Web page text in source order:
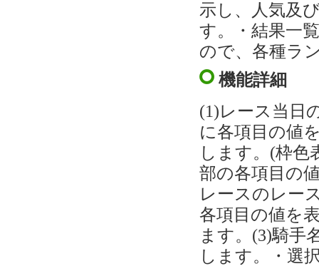
示し、人気及
す。・結果一
ので、各種ラ
機能詳細
(1)レース当日
に各項目の値
します。(枠色
部の各項目の
レースのレー
各項目の値を
ます。(3)騎手
します。・選